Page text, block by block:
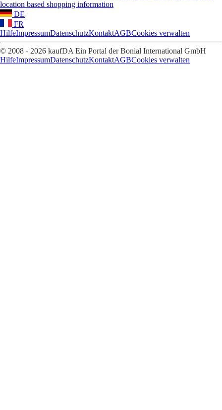
location based shopping information
DE
FR
HilfeImpressumDatenschutzKontaktAGBCookies verwalten
© 2008 - 2026 kaufDA Ein Portal der Bonial International GmbH
HilfeImpressumDatenschutzKontaktAGBCookies verwalten